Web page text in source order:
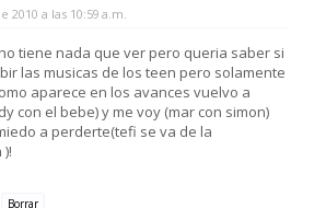
2010 a las 10:59 a.m.
tiene nada que ver pero queria saber si
las musicas de los teen pero solamente
aparece en los avances vuelvo a
con el bebe) y me voy (mar con simon)
a perderte(tefi se va de la
Borrar